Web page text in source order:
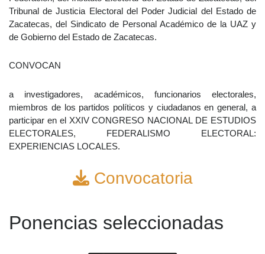
Tribunal de Justicia Electoral del Poder Judicial del Estado de
Zacatecas, del Sindicato de Personal Académico de la UAZ y
de Gobierno del Estado de Zacatecas.
CONVOCAN
a investigadores, académicos, funcionarios electorales,
miembros de los partidos políticos y ciudadanos en general, a
participar en el XXIV CONGRESO NACIONAL DE ESTUDIOS
ELECTORALES, FEDERALISMO ELECTORAL:
EXPERIENCIAS LOCALES.
Convocatoria
Ponencias seleccionadas